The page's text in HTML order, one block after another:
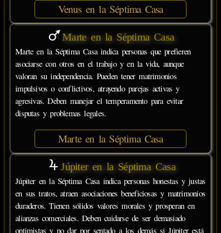
Venus en la Séptima Casa
Marte en la Séptima Casa
Marte en la Séptima Casa indica personas que prefieren
asociarse con otros en el trabajo y en la vida, aunque
valoran su independencia. Pueden tener matrimonios
impulsivos o conflictivos, atrayendo parejas activas y
agresivas. Deben manejar el temperamento para evitar
disputas y problemas legales.
Marte en la Séptima Casa
Júpiter en la Séptima Casa
Júpiter en la Séptima Casa indica personas honestas y justas
en sus tratos, atraen asociaciones beneficiosas y matrimonios
duraderos. Tienen sólidos valores morales y prosperan en
alianzas comerciales. Deben cuidarse de ser demasiado
optimistas y no dar por sentado a los demás si Júpiter está